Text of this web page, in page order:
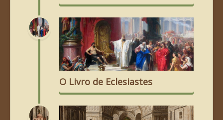
O Livro de Eclesiastes